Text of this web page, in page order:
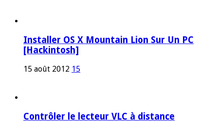
Installer OS X Mountain Lion Sur Un PC
[Hackintosh]
15 août 2012 15
Contrôler le lecteur VLC à distance